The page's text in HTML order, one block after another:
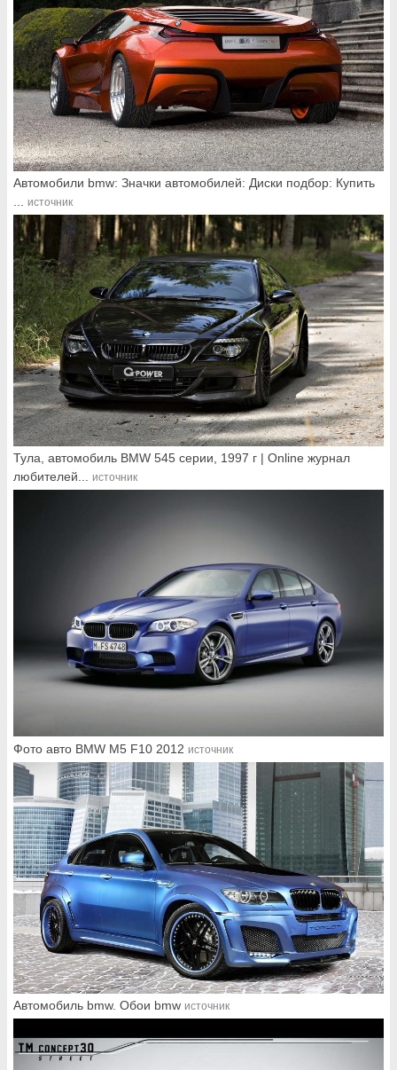
Автомобили bmw: Значки автомобилей: Диски подбор: Купить
источник
Тула, автомобиль BMW 545 серии, 1997 г | Online журнал
любителей...
источник
Фото авто BMW M5 F10 2012 источник
Автомобиль bmw. Обои bmw источник